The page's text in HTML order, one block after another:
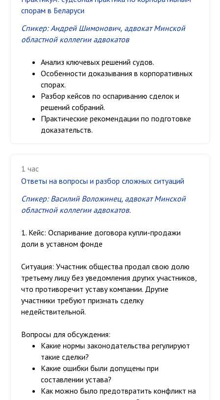
спорам в Беларуси
Спикер: Андрей Шимонович, адвокат Минской
областной коллегии адвокатов
Анализ ключевых решений судов.
Особенности доказывания в корпоративных
спорах.
Разбор кейсов по оспариванию сделок и
решений собраний.
Практические рекомендации по подготовке
доказательств.
1 час
Ответы на вопросы и разбор сложных ситуаций
Спикер: Василий Воложинец, адвокат Минской
областной коллегии адвокатов.
1. Кейс: Оспаривание договора купли-продажи
доли в уставном фонде
Ситуация: Участник общества продал свою долю
третьему лицу без уведомления других участников,
что противоречит уставу компании. Другие
участники требуют признать сделку
недействительной.
Вопросы для обсуждения:
Какие нормы законодательства регулируют
такие сделки?
Какие ошибки были допущены при
составлении устава?
Как можно было предотвратить конфликт на